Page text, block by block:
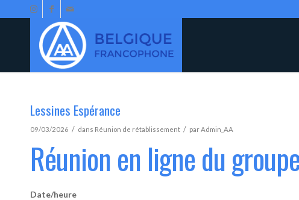
Lessines Espérance
09/03/2026 / dans Réunion de rétablissement / parAdmin_AA
Réunion en ligne du
Date/heure